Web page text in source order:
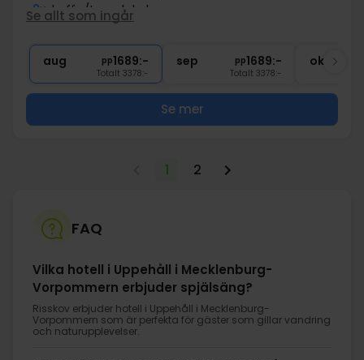
2x kaffe/te och kaka
Tillgång till bastu
∞ Rabatt inträde Wildpark
Se allt som ingår
aug pp1689:-
Totalt 3378:-
sep pp1689:-
Totalt 3378:-
okt
Se mer
1 2
FAQ
Vilka hotell i Uppehåll i Mecklenburg-
Vorpommern erbjuder spjälsäng?
Risskov erbjuder hotell i Uppehåll i Mecklenburg-
Vorpommern som är perfekta för gäster som gillar vandring
och naturupplevelser.